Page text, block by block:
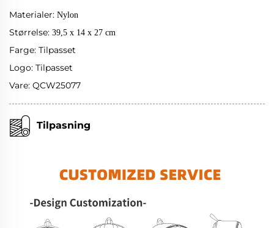
Materialer: Nylon
Størrelse: 39,5 x 14 x 27 cm
Farge: Tilpasset
Logo: Tilpasset
Vare: QCW25077
Tilpasning